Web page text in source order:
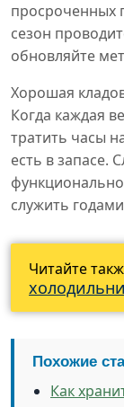
просроченных
сезон
обновляйте
Хорошая
Когда каждая
тратить часы
есть в запасе.
служить
Читайте
Похожие
Как